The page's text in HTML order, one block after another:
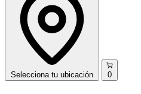
Selecciona tu ubicación 0